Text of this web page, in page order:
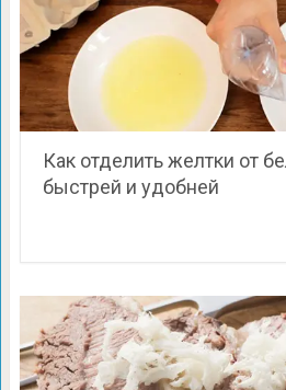
Как отделить желтки от
быстрей и удобней